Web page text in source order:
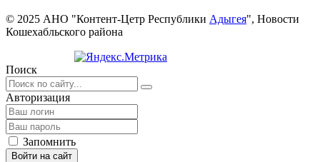
© 2025 АНО "Контент-Цетр Республики Адыгея", Новости
Кошехабльского района
Поиск
Авторизация
Запомнить
Войти на сайт